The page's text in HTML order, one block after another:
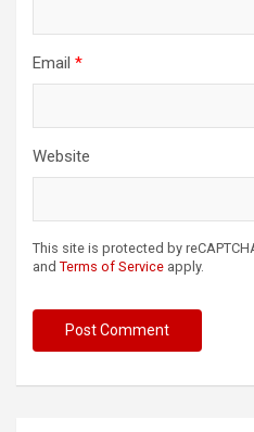
Email *
Website
This site is protected by
and Terms of Service apply.